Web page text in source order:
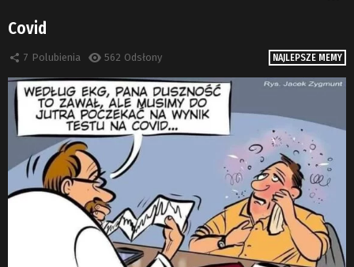
NAJLEPSZE MEMY
Covid
7 Polubienia 562 Odsłony